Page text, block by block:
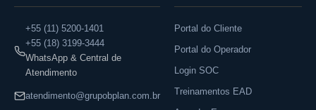
+55 (11) 5200-1401
+55 (18) 3199-3444
WhatsApp & Central de
Atendimento
atendimento@grupobplan.com.br
Portal do Cliente
Portal do Operador
Login SOC
Treinamentos EAD